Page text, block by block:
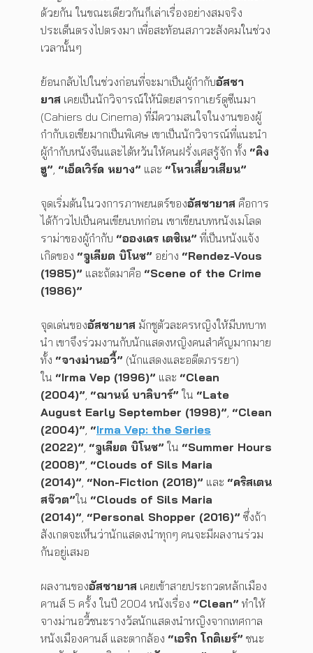
ด้วยกัน ในขณะเดียวกันก็เล่าเรื่องอย่างสมจริง
ประเด็นตรงไปตรงมา เพื่อสะท้อนสภาวะสังคมในช่วง
เวลานั้นๆ
ย้อนกลับไปในช่วงก่อนที่จะมาเป็นผู้กำกับอัสซา
ยาส เคยเป็นนักวิจารณ์ให้นิตยสารกาเยร์ดูซีเนมา
(Cahiers du Cinema) ที่มีความสนใจในงานของผู้
กำกับเอเชียมากเป็นพิเศษ เขาเป็นนักวิจารณ์ที่แนะนำ
ผู้กำกับหนังจีนและไต้หวันให้คนฝรั่งเศสรู้จัก ทั้ง “คิง
ฮู” “เอ็ดเวิร์ด หยาง” และ “โหวเสี้ยวเสียน”
จุดเริ่มต้นในวงการภาพยนตร์ของอัสซายาส คือการ
ได้ก้าวไปเป็นคนเขียนบทก่อน เขาเขียนบทหนังเมโลด
ราม่าของผู้กำกับ “อองเดร เตชิเน” ที่เป็นหนังแจ้ง
เกิดของ “จูเลียต บิโนช” อย่าง “Rendez-Vous
(1985)” และถัดมาคือ “Scene of the Crime
(1986)”
จุดเด่นของอัสซายาส มักชูตัวละครหญิงให้มีบทบาท
นำ เขาจึงร่วมงานกับนักแสดงหญิงคนสำคัญมากมาย
ทั้ง “จางม่านอวี้” (นักแสดงและอดีตภรรยา)
ใน “Irma Vep (1996)” และ “Clean
(2004)” “ฌานน์ บาลิบาร์” ใน “Late
August Early September (1998)” “Clean
(2004)” “Irma Vep: the Series
(2022)” “จูเลียต บิโนช” ใน “Summer Hours
(2008)” “Clouds of Sils Maria
(2014)” “Non-Fiction (2018)” และ “คริสเตน
สจ๊วต”ใน “Clouds of Sils Maria
(2014)” “Personal Shopper (2016)” ซึ่งถ้า
สังเกตจะเห็นว่านักแสดงนำทุกๆ คนจะมีผลงานร่วม
กันอยู่เสมอ
ผลงานของอัสซายาส เคยเข้าสายประกวดหลักเมือง
คานส์ 5 ครั้ง ในปี 2004 หนังเรื่อง “Clean” ทำให้
จางม่านอวี้ชนะรางวัลนักแสดงนำหญิงจากเทศกาล
หนังเมืองคานส์ และตากล้อง “เอริก โกติเยร์” ชนะ